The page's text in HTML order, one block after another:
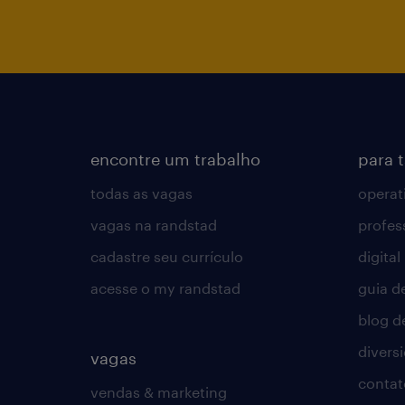
encontre um trabalho
todas as vagas
vagas na randstad
cadastre seu currículo
acesse o my randstad
vagas
vendas & marketing
para
digital
guia
blog